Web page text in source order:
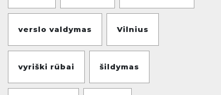
verslo valdymas Vilnius
vyriški rūbai šildymas